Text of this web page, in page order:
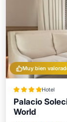
Muy bien
Hotel
Palacio
World